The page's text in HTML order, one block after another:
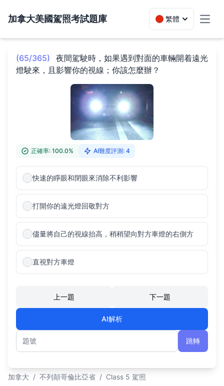
加拿大美國駕照考試題庫 繁體
(65/365)
夜間駕駛時，如果遇到對面的車輛開着遠光
燈駛來，且影響你的視線；你該怎麼辦？
正確率: 100.0% AI難度評測: 4
快速的睜眼和閉眼來消除不利影響
打開你的遠光燈回敬對方
儘量將自己的視線抬高，稍稍望向對方車燈的右側方
直視對方車燈
上一題 下一題
AI解析
題號
跳轉
加拿大 / 不列顛哥倫比亞省 / Class 5 駕照